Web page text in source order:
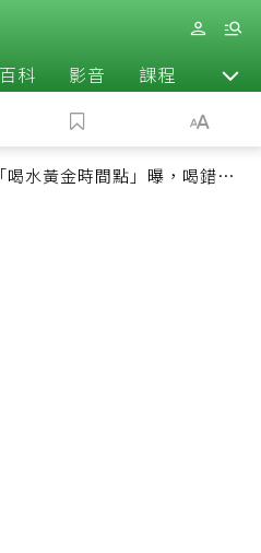
百科 影音 課程 退休
喝水黃金時間點」曝，喝錯時